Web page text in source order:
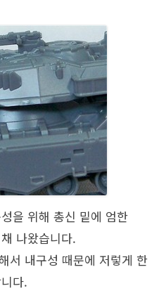
을 위해 총신 밑에 엄한
나왔습니다.
서 내구성 때문에 저렇게 한
다.